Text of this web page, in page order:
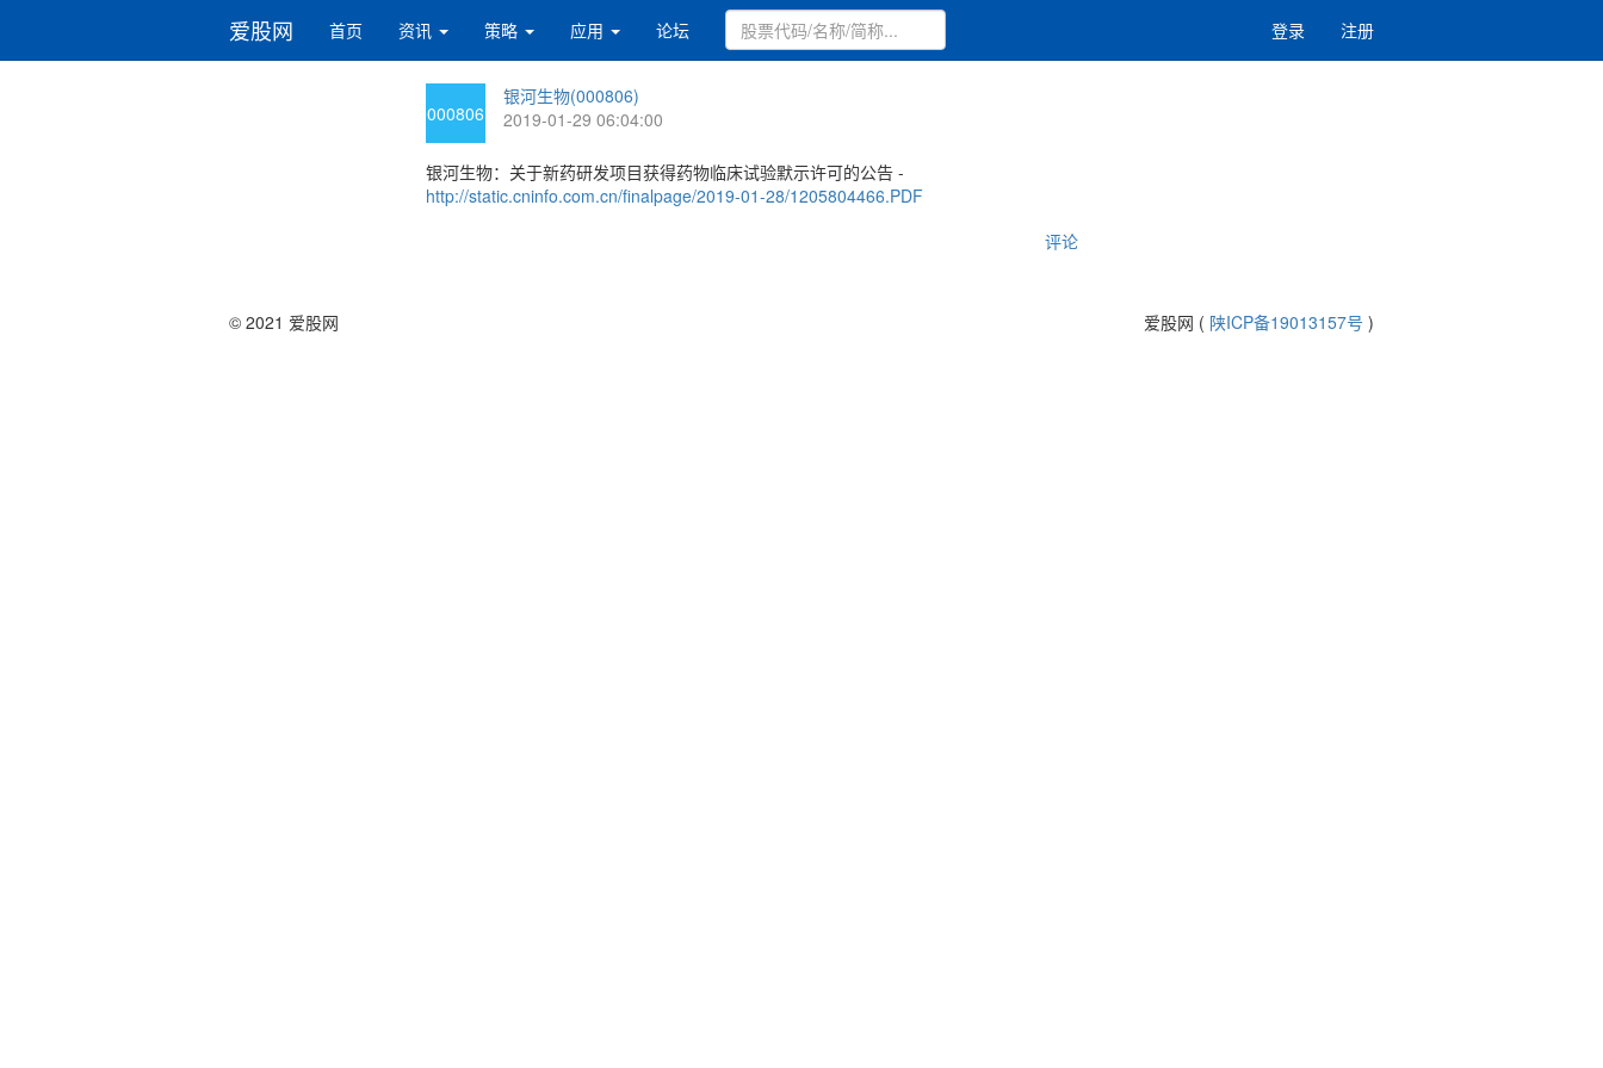
爱股网 首页 资讯 策略 应用 论坛 登录 注册
000806
银河生物(000806)
2019-01-29 06:04:00
银河生物：关于新药研发项目获得药物临床试验默示许可的公告 -
http://static.cninfo.com.cn/finalpage/2019-01-28/1205804466.PDF
评论
© 2021 爱股网 爱股网 ( 陕ICP备19013157号 )